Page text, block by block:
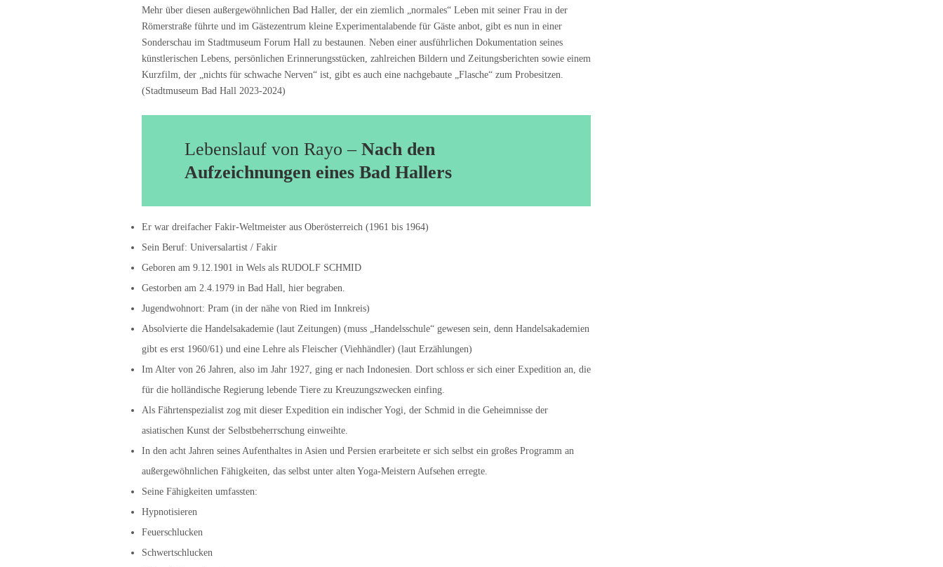
Mehr über diesen außergewöhnlichen Bad Haller, der ein ziemlich „normales“ Leben mit seiner Frau in der
Römerstraße führte und im Gästezentrum kleine Experimentalabende für Gäste anbot, gibt es nun in einer
Sonderschau im Stadtmuseum Forum Hall zu bestaunen. Neben einer ausführlichen Dokumentation seines
künstlerischen Lebens, persönlichen Erinnerungsstücken, zahlreichen Bildern und Zeitungsberichten sowie einem
Kurzfilm, der „nichts für schwache Nerven“ ist, gibt es auch eine nachgebaute „Flasche“ zum Probesitzen.
(Stadtmuseum Bad Hall 2023-2024)
Lebenslauf von Rayo – Nach den
Aufzeichnungen eines Bad Hallers
Er war dreifacher Fakir-Weltmeister aus Oberösterreich (1961 bis 1964)
Sein Beruf: Universalartist / Fakir
Geboren am 9.12.1901 in Wels als RUDOLF SCHMID
Gestorben am 2.4.1979 in Bad Hall, hier begraben.
Jugendwohnort: Pram (in der nähe von Ried im Innkreis)
Absolvierte die Handelsakademie (laut Zeitungen) (muss „Handelsschule“ gewesen sein, denn Handelsakademien
gibt es erst 1960/61) und eine Lehre als Fleischer (Viehhändler) (laut Erzählungen)
Im Alter von 26 Jahren, also im Jahr 1927, ging er nach Indonesien. Dort schloss er sich einer Expedition an, die
für die holländische Regierung lebende Tiere zu Kreuzungszwecken einfing.
Als Fährtenspezialist zog mit dieser Expedition ein indischer Yogi, der Schmid in die Geheimnisse der
asiatischen Kunst der Selbstbeherrschung einweihte.
In den acht Jahren seines Aufenthaltes in Asien und Persien erarbeitete er sich selbst ein großes Programm an
außergewöhnlichen Fähigkeiten, das selbst unter alten Yoga-Meistern Aufsehen erregte.
Seine Fähigkeiten umfassten:
Hypnotisieren
Feuerschlucken
Schwertschlucken